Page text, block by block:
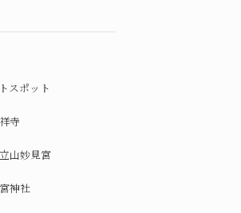
スポット
寺
山妙見宮
神社